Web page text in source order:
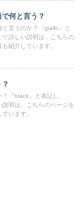
で何と言う？
と言うのか？『giallo』と
詳しい説明は、こちらの
紹介しています。
『black』と表記し、
説明は、こちらのページを
います。